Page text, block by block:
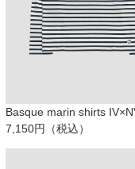
Basque marin shirts
7,150円（税込）